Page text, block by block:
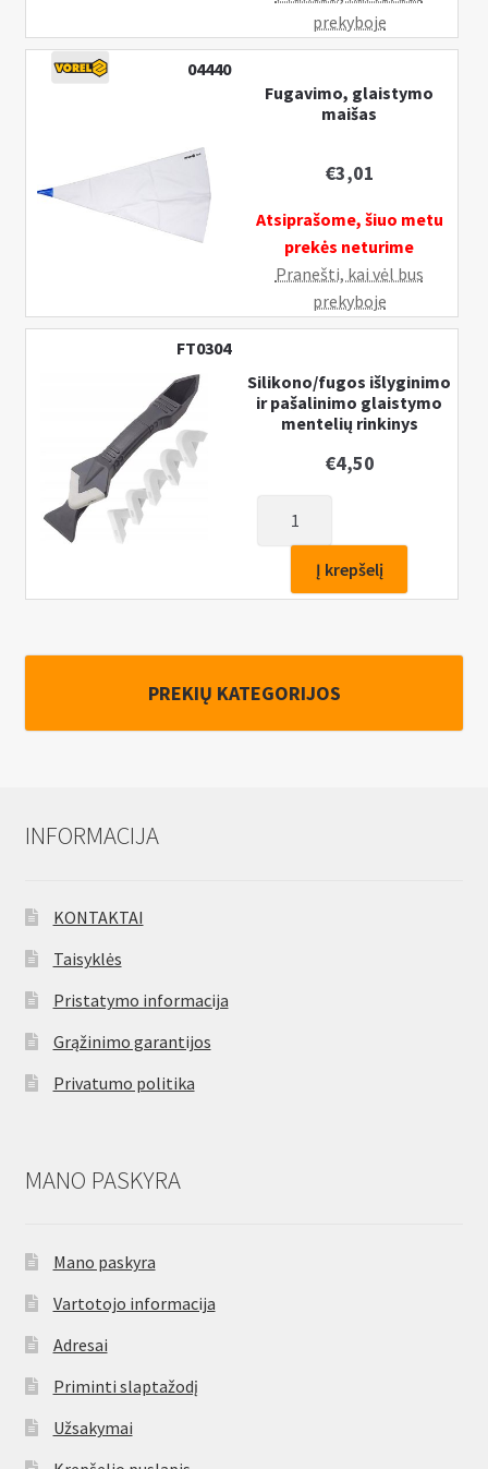
prekyboje
04440
Fugavimo, glaistymo
maišas
€3,01
Atsiprašome, šiuo metu
prekės neturime
Pranešti, kai vėl bus
prekyboje
FT0304
Silikono/fugos išlyginimo
ir pašalinimo glaistymo
mentelių rinkinys
€4,50
Silikono/fugos
išlyginimo
mentelių
rinkinys
Į krepšelį
PREKIŲ KATEGORIJOS
INFORMACIJA
KONTAKTAI
Taisyklės
Pristatymo informacija
Grąžinimo garantijos
Privatumo politika
MANO PASKYRA
Mano paskyra
Vartotojo informacija
Adresai
Priminti slaptažodį
Užsakymai